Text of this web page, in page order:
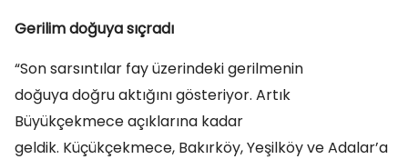
Gerilim doğuya sıçradı
“Son sarsıntılar fay üzerindeki gerilmenin
doğuya doğru aktığını gösteriyor. Artık
Büyükçekmece açıklarına kadar
geldik. Küçükçekmece, Bakırköy, Yeşilköy ve Adalar’a